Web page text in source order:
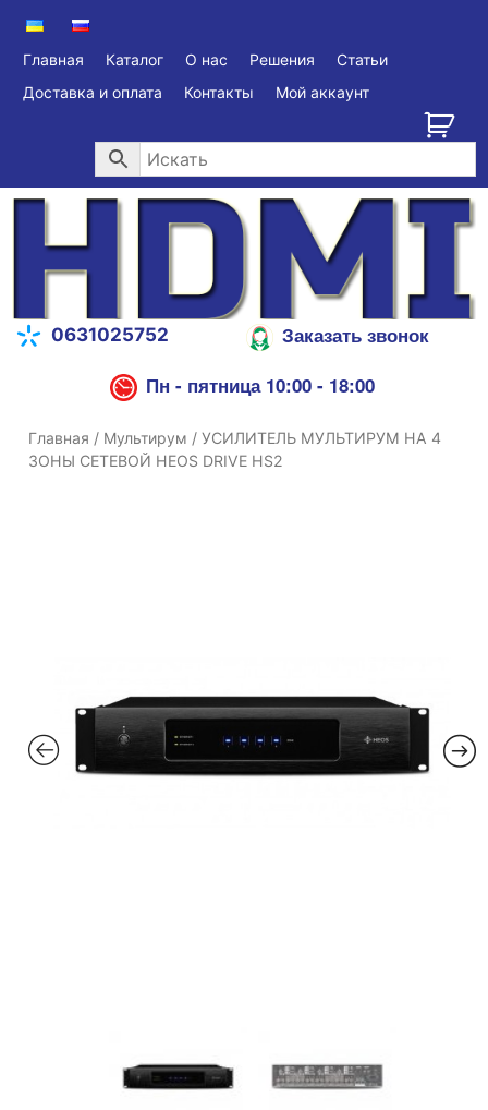
Главная Каталог О нас Решения
Статьи
Доставка и оплата
Контакты Мой аккаунт
0631025752
Заказать звонок
Пн - пятница 10:00 - 18:00
Главная / Мультирум / УСИЛИТЕЛЬ МУЛЬТИРУМ НА 4
ЗОНЫ СЕТЕВОЙ HEOS DRIVE HS2